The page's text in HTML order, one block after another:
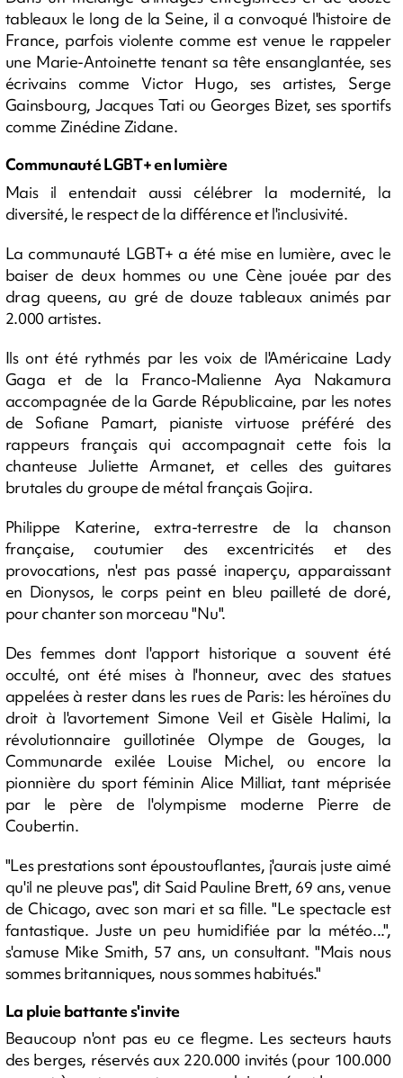
tableaux le long de la Seine, il a convoqué l'histoire de
France, parfois violente comme est venue le rappeler
une Marie-Antoinette tenant sa tête ensanglantée, ses
écrivains comme Victor Hugo, ses artistes, Serge
Gainsbourg, Jacques Tati ou Georges Bizet, ses sportifs
comme Zinédine Zidane.
Communauté LGBT+ en lumière
Mais il entendait aussi célébrer la modernité, la
diversité, le respect de la différence et l'inclusivité.
La communauté LGBT+ a été mise en lumière, avec le
baiser de deux hommes ou une Cène jouée par des
drag queens, au gré de douze tableaux animés par
2.000 artistes.
Ils ont été rythmés par les voix de l'Américaine Lady
Gaga et de la Franco-Malienne Aya Nakamura
accompagnée de la Garde Républicaine, par les notes
de Sofiane Pamart, pianiste virtuose préféré des
rappeurs français qui accompagnait cette fois la
chanteuse Juliette Armanet, et celles des guitares
brutales du groupe de métal français Gojira.
Philippe Katerine, extra-terrestre de la chanson
française, coutumier des excentricités et des
provocations, n'est pas passé inaperçu, apparaissant
en Dionysos, le corps peint en bleu pailleté de doré,
pour chanter son morceau "Nu".
Des femmes dont l'apport historique a souvent été
occulté, ont été mises à l'honneur, avec des statues
appelées à rester dans les rues de Paris: les héroïnes du
droit à l'avortement Simone Veil et Gisèle Halimi, la
révolutionnaire guillotinée Olympe de Gouges, la
Communarde exilée Louise Michel, ou encore la
pionnière du sport féminin Alice Milliat, tant méprisée
par le père de l'olympisme moderne Pierre de
Coubertin.
"Les prestations sont époustouflantes, j'aurais juste aimé
qu'il ne pleuve pas", dit Said Pauline Brett, 69 ans, venue
de Chicago, avec son mari et sa fille. "Le spectacle est
fantastique. Juste un peu humidifiée par la météo...",
s'amuse Mike Smith, 57 ans, un consultant. "Mais nous
sommes britanniques, nous sommes habitués."
La pluie battante s'invite
Beaucoup n'ont pas eu ce flegme. Les secteurs hauts
des berges, réservés aux 220.000 invités (pour 100.000